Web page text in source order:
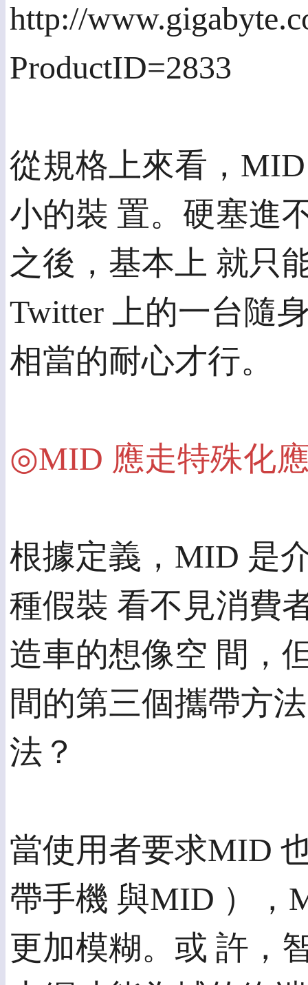
http://
ProductID=2833
從規格上來看，
小的裝 置。硬塞進
之後，基本上 就只
Twitter 上的一台隨
相當的耐心才行。
◎MID 應走特殊化
根據定義，MID 是
種假裝 看不見消費
造車的想像空 間，
間的第三個攜帶方
法？
當使用者要求MID
帶手機 與MID ），
更加模糊。或 許，